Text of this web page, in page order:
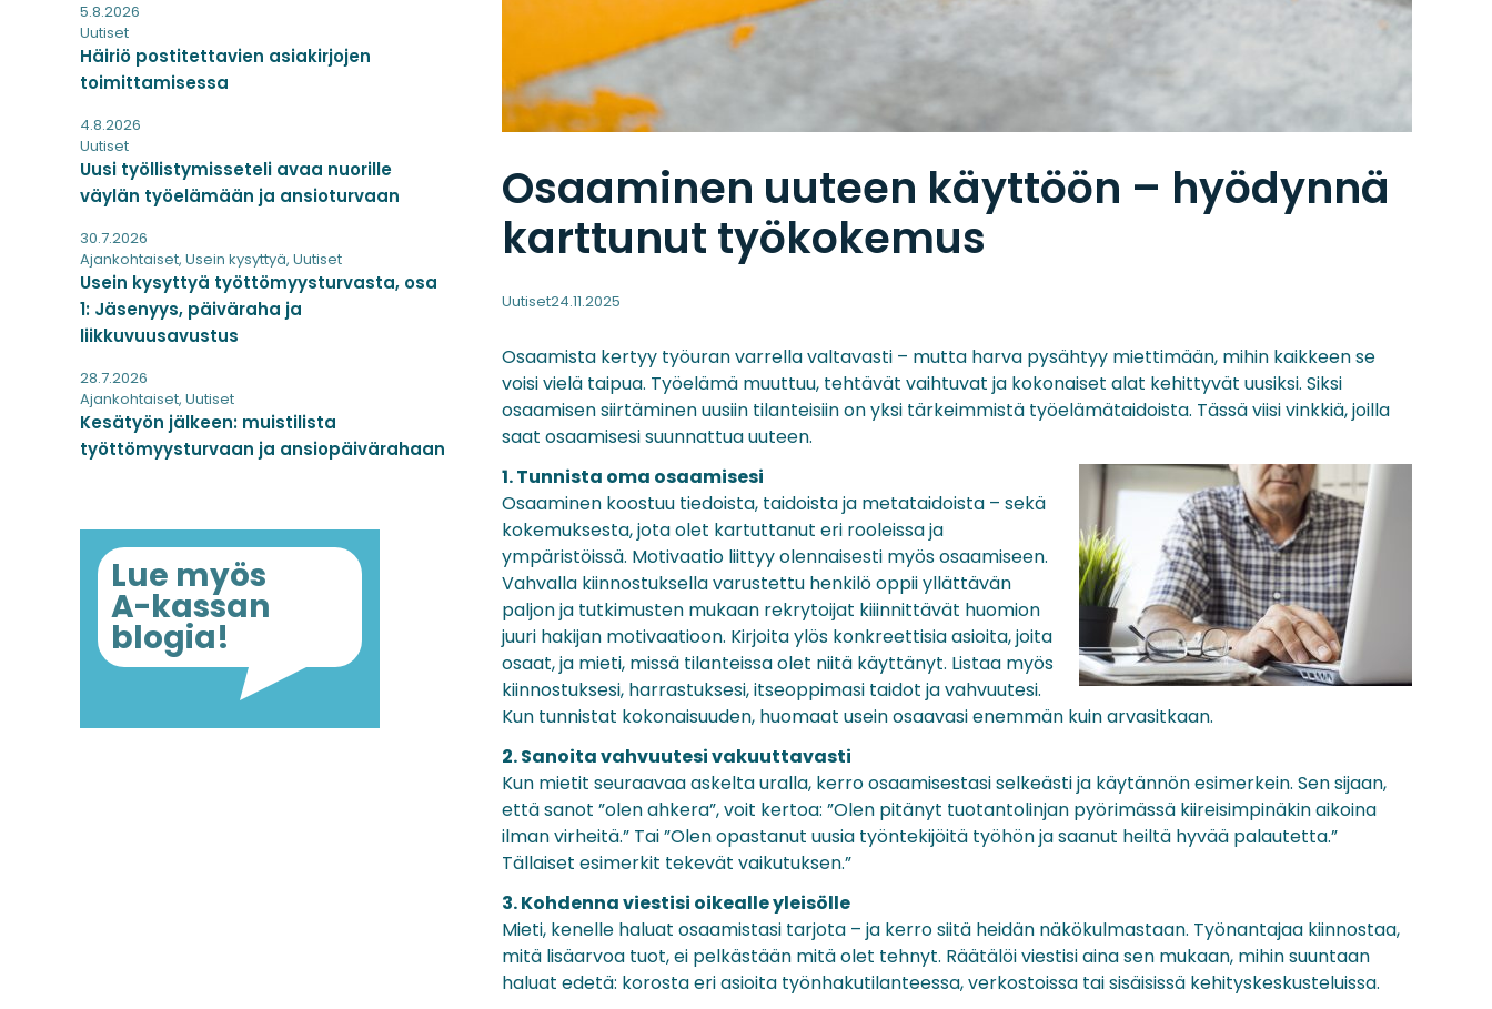
5.8.2026
Uutiset
Häiriö postitettavien asiakirjojen
toimittamisessa
4.8.2026
Uutiset
Uusi työllistymisseteli avaa nuorille
väylän työelämään ja ansioturvaan
30.7.2026
Ajankohtaiset, Usein kysyttyä, Uutiset
Usein kysyttyä työttömyysturvasta, osa
1: Jäsenyys, päiväraha ja
liikkuvuusavustus
28.7.2026
Ajankohtaiset, Uutiset
Kesätyön jälkeen: muistilista
työttömyysturvaan ja ansiopäivärahaan
Lue myös
A-kassan
blogia!
Osaaminen uuteen käyttöön – hyödynnä
karttunut työkokemus
Uutiset24.11.2025
Osaamista kertyy työuran varrella valtavasti – mutta harva pysähtyy miettimään, mihin kaikkeen se
voisi vielä taipua. Työelämä muuttuu, tehtävät vaihtuvat ja kokonaiset alat kehittyvät uusiksi. Siksi
osaamisen siirtäminen uusiin tilanteisiin on yksi tärkeimmistä työelämätaidoista. Tässä viisi vinkkiä, joilla
saat osaamisesi suunnattua uuteen.
1. Tunnista oma osaamisesi
Osaaminen koostuu tiedoista, taidoista ja metataidoista – sekä
kokemuksesta, jota olet kartuttanut eri rooleissa ja
ympäristöissä. Motivaatio liittyy olennaisesti myös osaamiseen.
Vahvalla kiinnostuksella varustettu henkilö oppii yllättävän
paljon ja tutkimusten mukaan rekrytoijat kiiinnittävät huomion
juuri hakijan motivaatioon. Kirjoita ylös konkreettisia asioita, joita
osaat, ja mieti, missä tilanteissa olet niitä käyttänyt. Listaa myös
kiinnostuksesi, harrastuksesi, itseoppimasi taidot ja vahvuutesi.
Kun tunnistat kokonaisuuden, huomaat usein osaavasi enemmän kuin arvasitkaan.
2. Sanoita vahvuutesi vakuuttavasti
Kun mietit seuraavaa askelta uralla, kerro osaamisestasi selkeästi ja käytännön esimerkein. Sen sijaan,
että sanot ”olen ahkera”, voit kertoa: ”Olen pitänyt tuotantolinjan pyörimässä kiireisimpinäkin aikoina
ilman virheitä.” Tai ”Olen opastanut uusia työntekijöitä työhön ja saanut heiltä hyvää palautetta.”
Tällaiset esimerkit tekevät vaikutuksen.”
3. Kohdenna viestisi oikealle yleisölle
Mieti, kenelle haluat osaamistasi tarjota – ja kerro siitä heidän näkökulmastaan. Työnantajaa kiinnostaa,
mitä lisäarvoa tuot, ei pelkästään mitä olet tehnyt. Räätälöi viestisi aina sen mukaan, mihin suuntaan
haluat edetä: korosta eri asioita työnhakutilanteessa, verkostoissa tai sisäisissä kehityskeskusteluissa.